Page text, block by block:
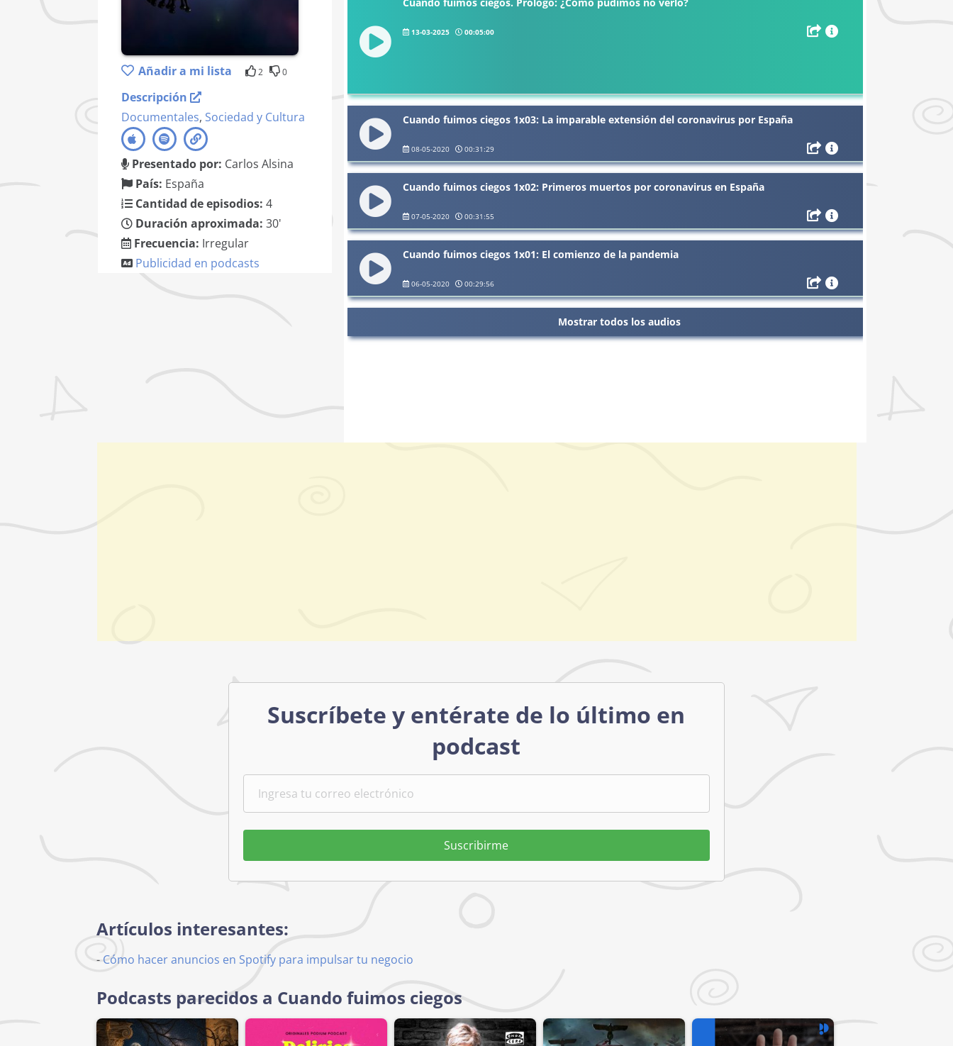
Añadir a mi lista 2 0
Descripción
Documentales, Sociedad y Cultura
Presentado por: Carlos Alsina
País: España
Cantidad de episodios: 4
Duración aproximada: 30'
Frecuencia: Irregular
Publicidad en podcasts
13-03-2025 00:05:00
Cuando fuimos ciegos 1x03: La imparable extensión del coronavirus por España
08-05-2020 00:31:29
Cuando fuimos ciegos 1x02: Primeros muertos por coronavirus en España
07-05-2020 00:31:55
Cuando fuimos ciegos 1x01: El comienzo de la pandemia
06-05-2020 00:29:56
Mostrar todos los audios
Suscríbete y entérate de lo último en
podcast
Suscribirme
Artículos interesantes:
- Cómo hacer anuncios en Spotify para impulsar tu negocio
Podcasts parecidos a Cuando fuimos ciegos